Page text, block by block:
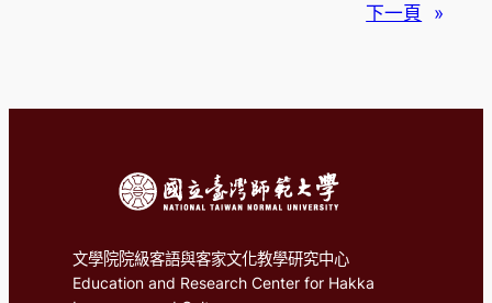
下一頁
»
文學院院級客語與客家文化教學研究中心
Education and Research Center for Hakka